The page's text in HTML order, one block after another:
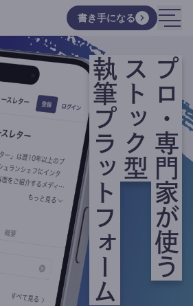
書き手になる
プロ・専門家が使う
ストック型
執筆プラットフォーム